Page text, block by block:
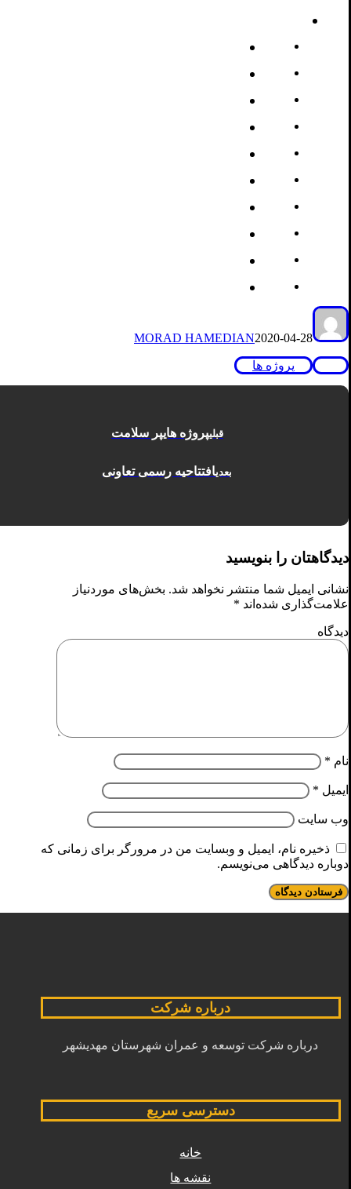
MORAD HAMEDIAN2020-04-28
پروژه ها
قبلیپروژه هایپر سلامت
بعدیافتتاحیه رسمی تعاونی
دیدگاهتان را بنویسید
نشانی ایمیل شما منتشر نخواهد شد. بخش‌های موردنیاز
علامت‌گذاری شده‌اند *
دیدگاه
نام *
ایمیل *
وب‌ سایت
ذخیره نام، ایمیل و وبسایت من در مرورگر برای زمانی که
دوباره دیدگاهی می‌نویسم.
درباره شرکت
درباره شرکت توسعه و عمران شهرستان مهدیشهر
دسترسی سریع
خانه
نقشه ها